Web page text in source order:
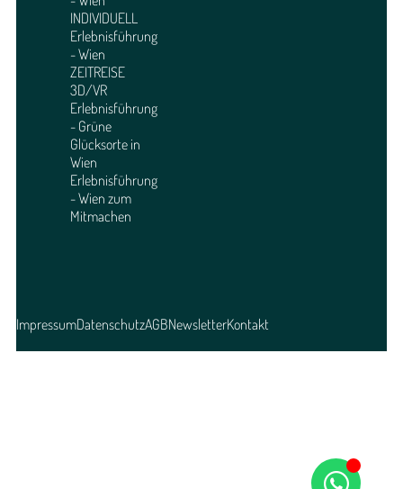
INDIVIDUELL
Erlebnisführung
- Wien
ZEITREISE
3D/VR
Erlebnisführung
- Grüne
Glücksorte in
Wien
Erlebnisführung
- Wien zum
Mitmachen
ImpressumDatenschutzAGBNewsletterKontakt